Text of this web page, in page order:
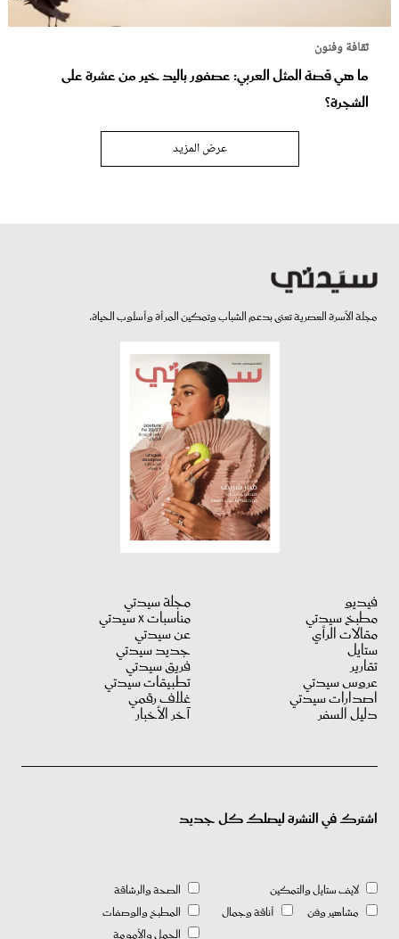
ثقافة وفنون
ما هي قصة المثل العربي: عصفور باليد خير من عشرة على
الشجرة؟
عرض المزيد
مجلة الأسرة العصرية تعنى بدعم الشباب وتمكين المرأة وأسلوب الحياة.
فيديو
مطبخ سيدتي
مقالات الرأي
ستايل
تقارير
عروس سيدتي
اصدارات سيدتي
دليل السفر
مجلة سيدتي
مناسبات X سيدتي
عن سيدتي
جديد سيدتي
فريق سيدتي
تطبيقات سيدتي
غلاف رقمي
آخر الأخبار
اشترك في النشرة ليصلك كل جديد
لايف ستايل والتمكين
مشاهير وفن
أناقة وجمال
الصحة والرشاقة
المطبخ والوصفات
الحمل والأمومة